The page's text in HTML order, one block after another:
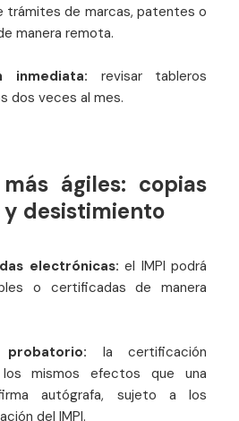
trámites de marcas, patentes o
manera remota.
inmediata: revisar tableros
dos veces al mes.
ágiles: copias
desistimiento
electrónicas:el IMPI podrá
o certificadas de manera
la certificación
mismos efectos que una
autógrafa, sujeto a los
del IMPI.